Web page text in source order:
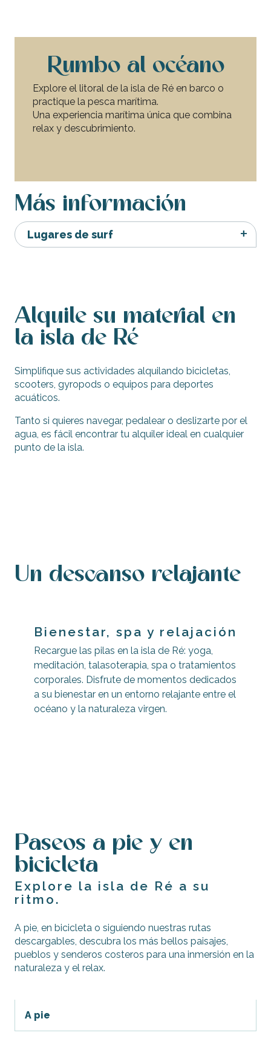
Rumbo al océano
Explore el litoral de la isla de Ré en barco o
practique la pesca marítima.
Una experiencia marítima única que combina
relax y descubrimiento.
Más información
Lugares de surf
Alquile su material en
la isla de Ré
Simplifique sus actividades alquilando bicicletas,
scooters, gyropods o equipos para deportes
acuáticos.
Tanto si quieres navegar, pedalear o deslizarte por el
agua, es fácil encontrar tu alquiler ideal en cualquier
punto de la isla.
Un descanso relajante
Bienestar, spa y relajación
Recargue las pilas en la isla de Ré: yoga,
meditación, talasoterapia, spa o tratamientos
corporales. Disfrute de momentos dedicados
a su bienestar en un entorno relajante entre el
océano y la naturaleza virgen.
Paseos a pie y en
bicicleta
Explore la isla de Ré a su
ritmo.
A pie, en bicicleta o siguiendo nuestras rutas
descargables, descubra los más bellos paisajes,
pueblos y senderos costeros para una inmersión en la
naturaleza y el relax.
A pie